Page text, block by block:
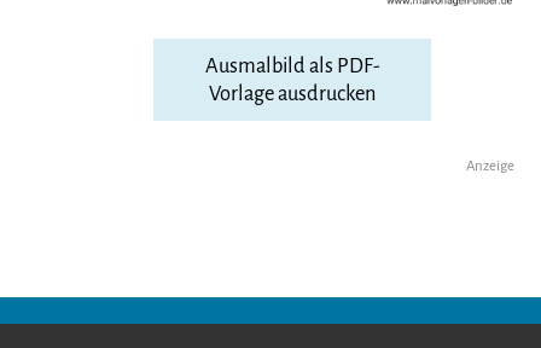
Ausmalbild als PDF-
Vorlage ausdrucken
Anzeige